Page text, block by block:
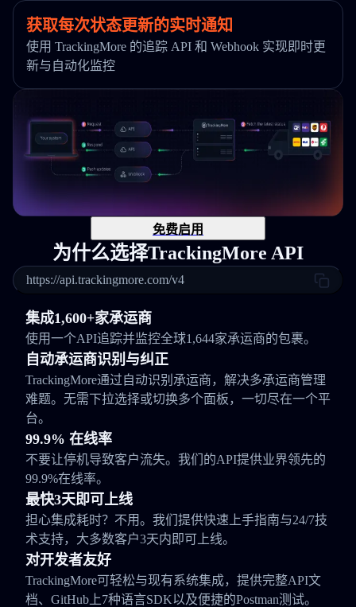
获取每次状态更新的实时通知
使用 TrackingMore 的追踪 API 和 Webhook 实现即时更
新与自动化监控
免费启用
为什么选择TrackingMore API
https://api.trackingmore.com/v4
集成1,600+家承运商
使用一个API追踪并监控全球1,644家承运商的包裹。
自动承运商识别与纠正
TrackingMore通过自动识别承运商，解决多承运商管理
难题。无需下拉选择或切换多个面板，一切尽在一个平
台。
99.9% 在线率
不要让停机导致客户流失。我们的API提供业界领先的
99.9%在线率。
最快3天即可上线
担心集成耗时？不用。我们提供快速上手指南与24/7技
术支持，大多数客户3天内即可上线。
对开发者友好
TrackingMore可轻松与现有系统集成，提供完整API文
档、GitHub上7种语言SDK以及便捷的Postman测试。